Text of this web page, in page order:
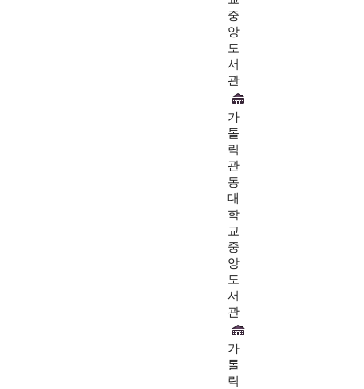
중
앙
도
서
관
가
톨
릭
관
동
대
학
교
중
앙
도
서
관
가
톨
릭